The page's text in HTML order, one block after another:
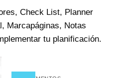
Check List, Planner
Marcapáginas, Notas
tu planificación.